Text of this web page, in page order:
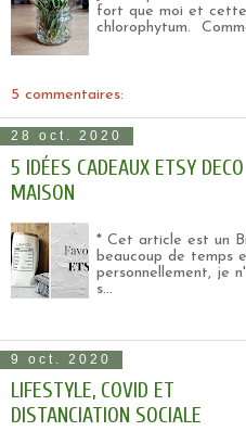
fort que moi et
chlorophytum.
5 commentaires:
28 oct. 2020
5 IDÉES CADEAUX ETSY DECO
MAISON
* Cet article est un
beaucoup de temps
personnellement, je
s...
9 oct. 2020
LIFESTYLE, COVID ET
DISTANCIATION SOCIALE